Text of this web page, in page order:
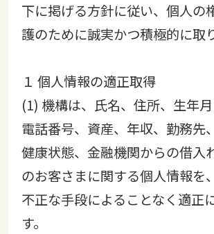
下に掲げる方針に従い、個人の
護のために誠実かつ積極的に取
１ 個人情報の適正取得
(1) 機構は、氏名、住所、生年月
電話番号、資産、年収、勤務先
健康状態、金融機関からの借入
のお客さまに関する個人情報を
不正な手段によることなく適正
す。